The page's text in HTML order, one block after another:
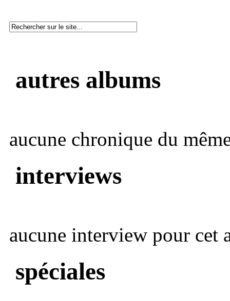
autres albums
aucune chronique du
interviews
aucune interview pour cet
spéciales